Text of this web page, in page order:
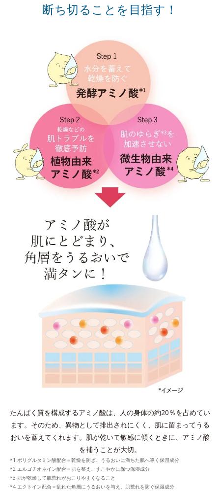
断ち切ることを目指す！
たんぱく質を構成するアミノ酸は、人の身体の約20％を占めてい
ます。 そのため、異物として排出されにくく、肌に留まってうる
おいを蓄えてくれます。 肌が乾いて敏感に傾くときに、アミノ酸
を補うことが大切。
*1 ポリグルタミン酸配合＝乾燥を防ぎ、うるおいに満ちた肌へ導く保湿成分
*2 エルゴチオネイン配合＝肌を整え、すこやかに保つ保湿成分
*3 肌が乾燥して肌荒れがおこりやすくなること
*4 エクトイン配合＝乱れた角層にうるおいを与え、肌荒れを防ぐ保湿成分